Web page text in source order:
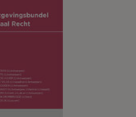
kan
gekozen
worden